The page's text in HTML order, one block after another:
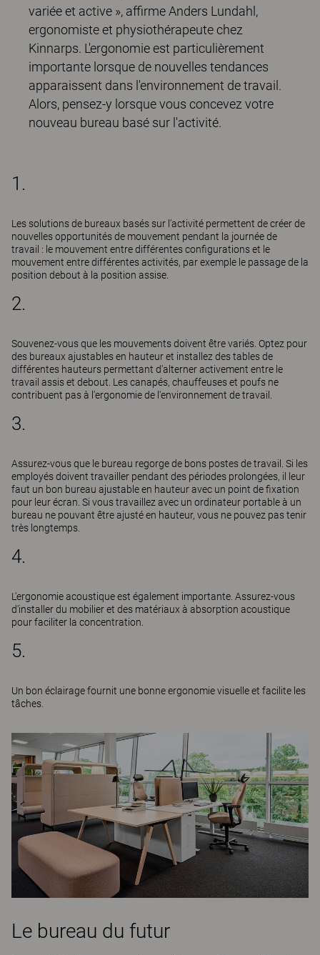
variée et active », affirme Anders Lundahl,
ergonomiste et physiothérapeute chez
Kinnarps. L'ergonomie est particulièrement
importante lorsque de nouvelles tendances
apparaissent dans l'environnement de travail.
Alors, pensez-y lorsque vous concevez votre
nouveau bureau basé sur l'activité.
1.
Les solutions de bureaux basés sur l'activité permettent de créer de
nouvelles opportunités de mouvement pendant la journée de
travail : le mouvement entre différentes configurations et le
mouvement entre différentes activités, par exemple le passage de la
position debout à la position assise.
2.
Souvenez-vous que les mouvements doivent être variés. Optez pour
des bureaux ajustables en hauteur et installez des tables de
différentes hauteurs permettant d'alterner activement entre le
travail assis et debout. Les canapés, chauffeuses et poufs ne
contribuent pas à l'ergonomie de l'environnement de travail.
3.
Assurez-vous que le bureau regorge de bons postes de travail. Si les
employés doivent travailler pendant des périodes prolongées, il leur
faut un bon bureau ajustable en hauteur avec un point de fixation
pour leur écran. Si vous travaillez avec un ordinateur portable à un
bureau ne pouvant être ajusté en hauteur, vous ne pouvez pas tenir
très longtemps.
4.
L'ergonomie acoustique est également importante. Assurez-vous
d'installer du mobilier et des matériaux à absorption acoustique
pour faciliter la concentration.
5.
Un bon éclairage fournit une bonne ergonomie visuelle et facilite les
tâches.
Le bureau du futur